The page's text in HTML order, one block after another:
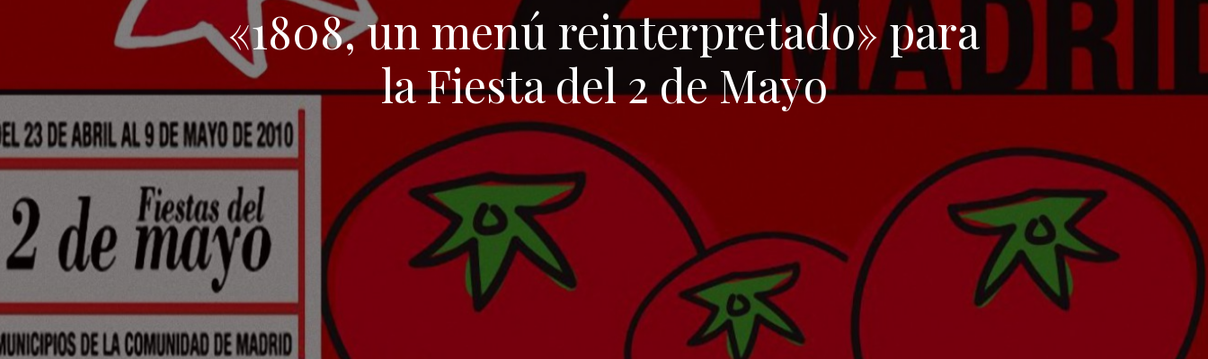
«1808, un menú reinterpretado» para
la Fiesta del 2 de Mayo